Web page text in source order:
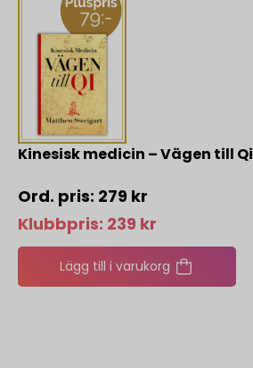
Kinesisk medicin – Vägen till Qi
279 kr
Klubbpris: 239 kr
Lägg till i varukorg